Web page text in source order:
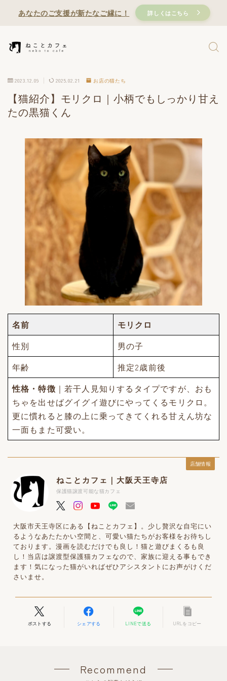
あなたのご支援が新たなご縁に！ 詳しくはこちら
2023.12.09 2025.02.21 お店の猫たち
【猫紹介】モリクロ｜小柄でもしっかり甘え
たの黒猫くん
名前
モリクロ
性別
男の子
年齢
推定2歳前後
性格・特徴 ｜若干人見知りするタイプですが、おも
ちゃを出せばグイグイ遊びにやってくるモリクロ。
更に慣れると膝の上に乗ってきてくれる甘えん坊な
一面もまた可愛い。
店舗情報
ねことカフェ｜大阪天王寺店
保護猫譲渡可能な猫カフェ
大阪市天王寺区にある【ねことカフェ】。少し贅沢な自宅にい
るようなあたたかい空間と、可愛い猫たちがお客様をお待ちし
ております。漫画を読むだけでも良し！猫と遊びまくるも良
し！当店は譲渡型保護猫カフェなので、家族に迎える事もでき
ます！気になった猫がいればぜひアシスタントにお声がけくだ
さいませ。
ポストする シェアする LINEで送る URLをコピー
Recommend